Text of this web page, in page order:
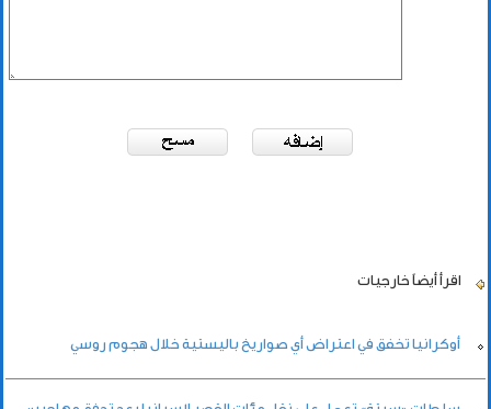
اقرأ أيضاً خارجيات
أوكرانيا تخفق في اعتراض أي صواريخ باليستية خلال هجوم روسي